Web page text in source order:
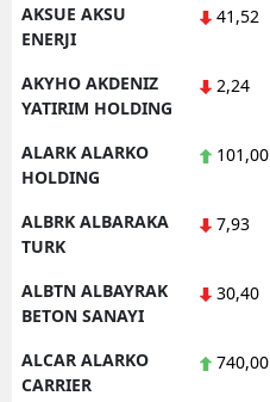
AKSUE AKSU
ENERJI
41,52
AKYHO AKDENIZ
YATIRIM HOLDING
2,24
ALARK ALARKO
HOLDING
101,00
ALBRK ALBARAKA
TURK
7,93
ALBTN ALBAYRAK
BETON SANAYI
30,40
ALCAR ALARKO
CARRIER
740,00